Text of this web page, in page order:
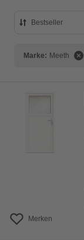
Bestseller
Bestseller
Marke: Meeth
Merken